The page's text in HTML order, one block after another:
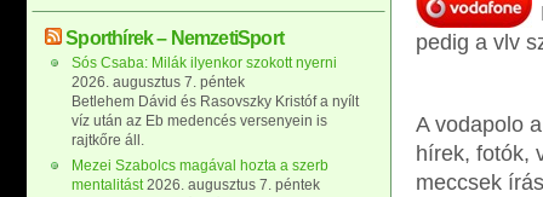
pedig a vlv
A vodapolo
hírek, fotók,
meccsek
Sporthírek – NemzetiSport
Sós Csaba: Milák ilyenkor szokott nyerni
2026. augusztus 7. péntek
Betlehem Dávid és Rasovszky Kristóf a nyílt
víz után az Eb medencés versenyein is
rajtkőre áll.
Mezei Szabolcs magával hozta a szerb
mentalitást 2026. augusztus 7. péntek